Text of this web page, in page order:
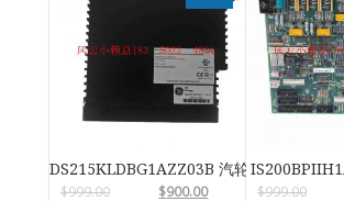
DS215KLDBG1AZZ03B 汽轮机系统卡件
$999.00 $900.00 $999.00